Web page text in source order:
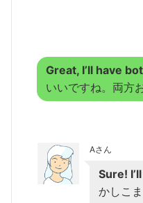
Great, I’ll have
いいですね。両方
Aさん
Sure!
かしこ